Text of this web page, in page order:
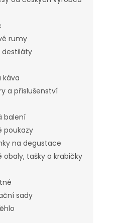
rumy
káva
a příslušenství
balení
poukazy
na degustace
obaly, tašky a krabičky
sady